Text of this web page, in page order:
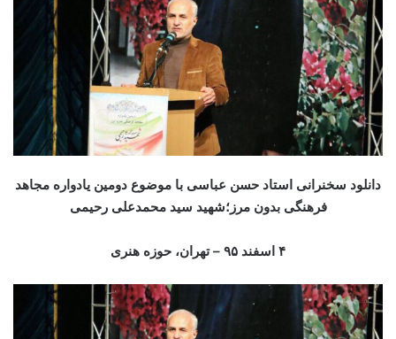
دانلود سخنرانی استاد حسن عباسی با موضوع دومین یادواره مجاهد
فرهنگی بدون مرز؛شهید سید محمدعلی رحیمی
۴ اسفند ۹۵ – تهران، حوزه هنری